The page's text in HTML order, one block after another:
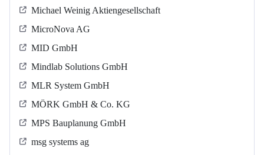
Michael Weinig Aktiengesellschaft
MicroNova AG
MID GmbH
Mindlab Solutions GmbH
MLR System GmbH
MÖRK GmbH & Co. KG
MPS Bauplanung GmbH
msg systems ag